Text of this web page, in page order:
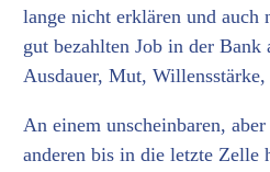
lange nicht erklären und auch
gut bezahlten Job in der
Ausdauer, Mut,
An einem unscheinbaren,
anderen bis in die letzte